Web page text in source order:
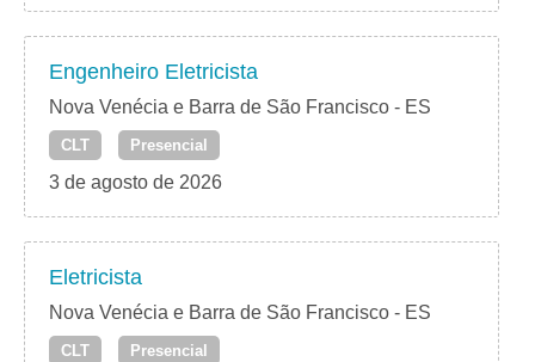
Engenheiro Eletricista
Nova Venécia e Barra de São Francisco - ES
CLT Presencial
3 de agosto de 2026
Eletricista
Nova Venécia e Barra de São Francisco - ES
CLT Presencial